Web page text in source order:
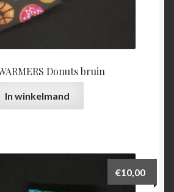
Donuts bruin
In winkelmand
€10,00